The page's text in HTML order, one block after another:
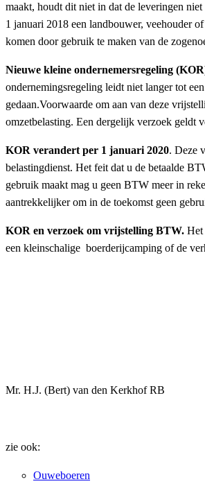
maakt, houdt dit niet in dat de leveringen
1 januari 2018 een landbouwer, veehouder
komen door gebruik te maken van de
Nieuwe kleine ondernemersregeling
ondernemingsregeling leidt niet langer tot
gedaan.Voorwaarde om aan van deze
omzetbelasting. Een dergelijk verzoek geldt
KOR verandert per 1 januari 2020. Deze
belastingdienst. Het feit dat u de betaalde
gebruik maakt mag u geen BTW meer in
aantrekkelijker om in de toekomst geen
KOR en verzoek om vrijstelling BTW. Het
een kleinschalige boerderijcamping of de
Mr. H.J. (Bert) van den Kerkhof RB
zie ook:
Ouweboeren